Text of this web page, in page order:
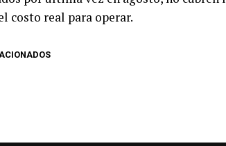
costo real para operar.